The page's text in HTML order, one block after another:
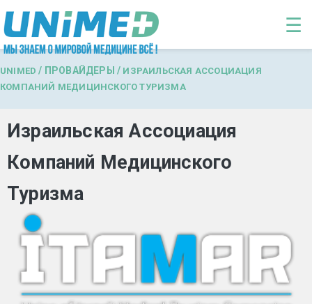
Перейти к основному содержанию
☰
UNIMED / ПРОВАЙДЕРЫ / ИЗРАИЛЬСКАЯ АССОЦИАЦИЯ
КОМПАНИЙ МЕДИЦИНСКОГО ТУРИЗМА
Израильская Ассоциация
Компаний Медицинского
Туризма